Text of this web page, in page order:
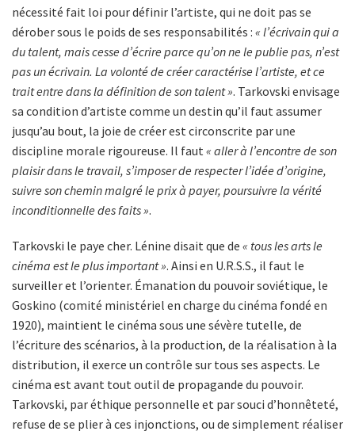
nécessité fait loi pour définir l’artiste, qui ne doit pas se
dérober sous le poids de ses responsabilités : « l’écrivain qui a
du talent, mais cesse d’écrire parce qu’on ne le publie pas, n’est
pas un écrivain. La volonté de créer caractérise l’artiste, et ce
trait entre dans la définition de son talent ». Tarkovski envisage
sa condition d’artiste comme un destin qu’il faut assumer
jusqu’au bout, la joie de créer est circonscrite par une
discipline morale rigoureuse. Il faut« aller à l’encontre de son
plaisir dans le travail, s’imposer de respecter l’idée d’origine,
suivre son chemin malgré le prix à payer, poursuivre la vérité
inconditionnelle des faits ».
Tarkovski le paye cher. Lénine disait que de « tous les arts le
cinéma est le plus important ». Ainsi en U.R.S.S., il faut le
surveiller et l’orienter. Émanation du pouvoir soviétique, le
Goskino (comité ministériel en charge du cinéma fondé en
1920), maintient le cinéma sous une sévère tutelle, de
l’écriture des scénarios, à la production, de la réalisation à la
distribution, il exerce un contrôle sur tous ses aspects. Le
cinéma est avant tout outil de propagande du pouvoir.
Tarkovski, par éthique personnelle et par souci d’honnêteté,
refuse de se plier à ces injonctions, ou de simplement réaliser